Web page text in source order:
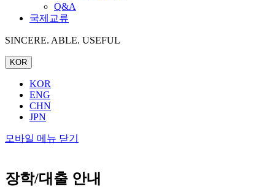
Q&A
국제교류
SINCERE. ABLE. USEFUL
KOR
KOR
ENG
CHN
JPN
모바일 메뉴 닫기
장학/대출 안내